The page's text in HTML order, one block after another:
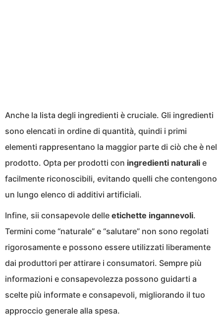
Anche la lista degli ingredienti è cruciale. Gli ingredienti
sono elencati in ordine di quantità, quindi i primi
elementi rappresentano la maggior parte di ciò che è nel
prodotto. Opta per prodotti con ingredienti naturali e
facilmente riconoscibili, evitando quelli che contengono
un lungo elenco di additivi artificiali.
Infine, sii consapevole delle etichette ingannevoli.
Termini come “naturale” e “salutare” non sono regolati
rigorosamente e possono essere utilizzati liberamente
dai produttori per attirare i consumatori. Sempre più
informazioni e consapevolezza possono guidarti a
scelte più informate e consapevoli, migliorando il tuo
approccio generale alla spesa.